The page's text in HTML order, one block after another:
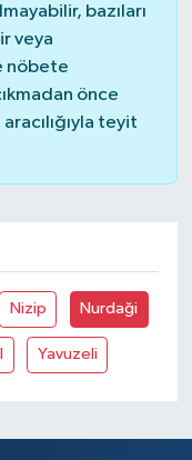
bazıları
veya
nöbete
önce
teyit
Nizip Nurdaği
Yavuzeli